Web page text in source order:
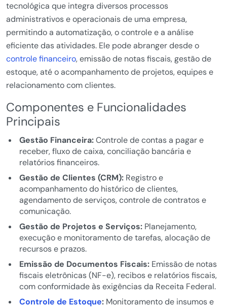
tecnológica que integra diversos processos
administrativos e operacionais de uma empresa,
permitindo a automatização, o controle e a análise
eficiente das atividades. Ele pode abranger desde o
controle financeiro, emissão de notas fiscais, gestão de
estoque, até o acompanhamento de projetos, equipes e
relacionamento com clientes.
Componentes e Funcionalidades
Principais
Gestão Financeira:Controle de contas a pagar e
receber, fluxo de caixa, conciliação bancária e
relatórios financeiros.
Gestão de Clientes (CRM):Registro e
acompanhamento do histórico de clientes,
agendamento de serviços, controle de contratos e
comunicação.
Gestão de Projetos e Serviços:Planejamento,
execução e monitoramento de tarefas, alocação de
recursos e prazos.
Emissão de Documentos Fiscais:Emissão de notas
fiscais eletrônicas (NF-e), recibos e relatórios fiscais,
com conformidade às exigências da Receita Federal.
Controle de Estoque:Monitoramento de insumos e